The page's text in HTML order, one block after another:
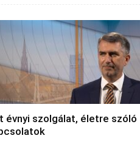
évnyi szolgálat, életre szóló